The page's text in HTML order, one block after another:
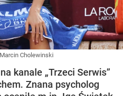
Marcin Cholewinski
kanale „Trzeci Serwis”
Znana psycholog